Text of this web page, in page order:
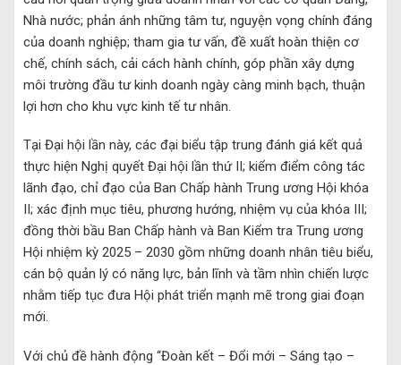
Nhà nước; phản ánh những tâm tư, nguyện vọng chính đáng
của doanh nghiệp; tham gia tư vấn, đề xuất hoàn thiện cơ
chế, chính sách, cải cách hành chính, góp phần xây dựng
môi trường đầu tư kinh doanh ngày càng minh bạch, thuận
lợi hơn cho khu vực kinh tế tư nhân.
Tại Đại hội lần này, các đại biểu tập trung đánh giá kết quả
thực hiện Nghị quyết Đại hội lần thứ II; kiểm điểm công tác
lãnh đạo, chỉ đạo của Ban Chấp hành Trung ương Hội khóa
II; xác định mục tiêu, phương hướng, nhiệm vụ của khóa III;
đồng thời bầu Ban Chấp hành và Ban Kiểm tra Trung ương
Hội nhiệm kỳ 2025 – 2030 gồm những doanh nhân tiêu biểu,
cán bộ quản lý có năng lực, bản lĩnh và tầm nhìn chiến lược
nhằm tiếp tục đưa Hội phát triển mạnh mẽ trong giai đoạn
mới.
Với chủ đề hành động “Đoàn kết – Đổi mới – Sáng tạo –